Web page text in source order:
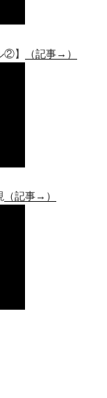
②】 （記事→）
（記事→）